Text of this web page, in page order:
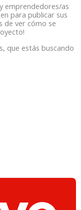
emprendedores/as
para publicar sus
de ver cómo se
que estás buscando